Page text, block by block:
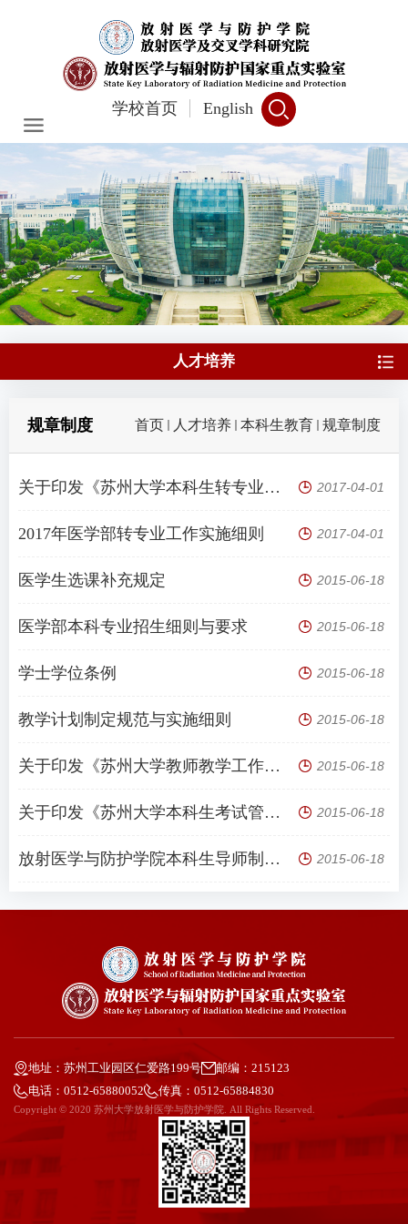
学校首页 English
人才培养
首页 人才培养 本科生教育 规章制度
规章制度
关于印发《苏州大学本科生转专业实施办法（修订稿）》的通知 2017-04-01
2017年医学部转专业工作实施细则 2017-04-01
医学生选课补充规定 2015-06-18
医学部本科专业招生细则与要求 2015-06-18
学士学位条例 2015-06-18
教学计划制定规范与实施细则 2015-06-18
关于印发《苏州大学教师教学工作条例》的通知 2015-06-18
关于印发《苏州大学本科生考试管理办法（试行）》的通知 2015-06-18
放射医学与防护学院本科生导师制实施细则 2015-06-18
地址：苏州工业园区仁爱路199号
邮编：215123
电话：0512-65880052
传真：0512-65884830
Copyright © 2020 苏州大学放射医学与防护学院. All Rights Reserved.